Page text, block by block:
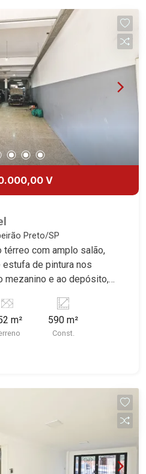
V
Preto/SP
com amplo salão,
estufa de pintura nos
mezanino e ao depósito,
solário + 1
próximo a Av.
m² 590 m²
Const.